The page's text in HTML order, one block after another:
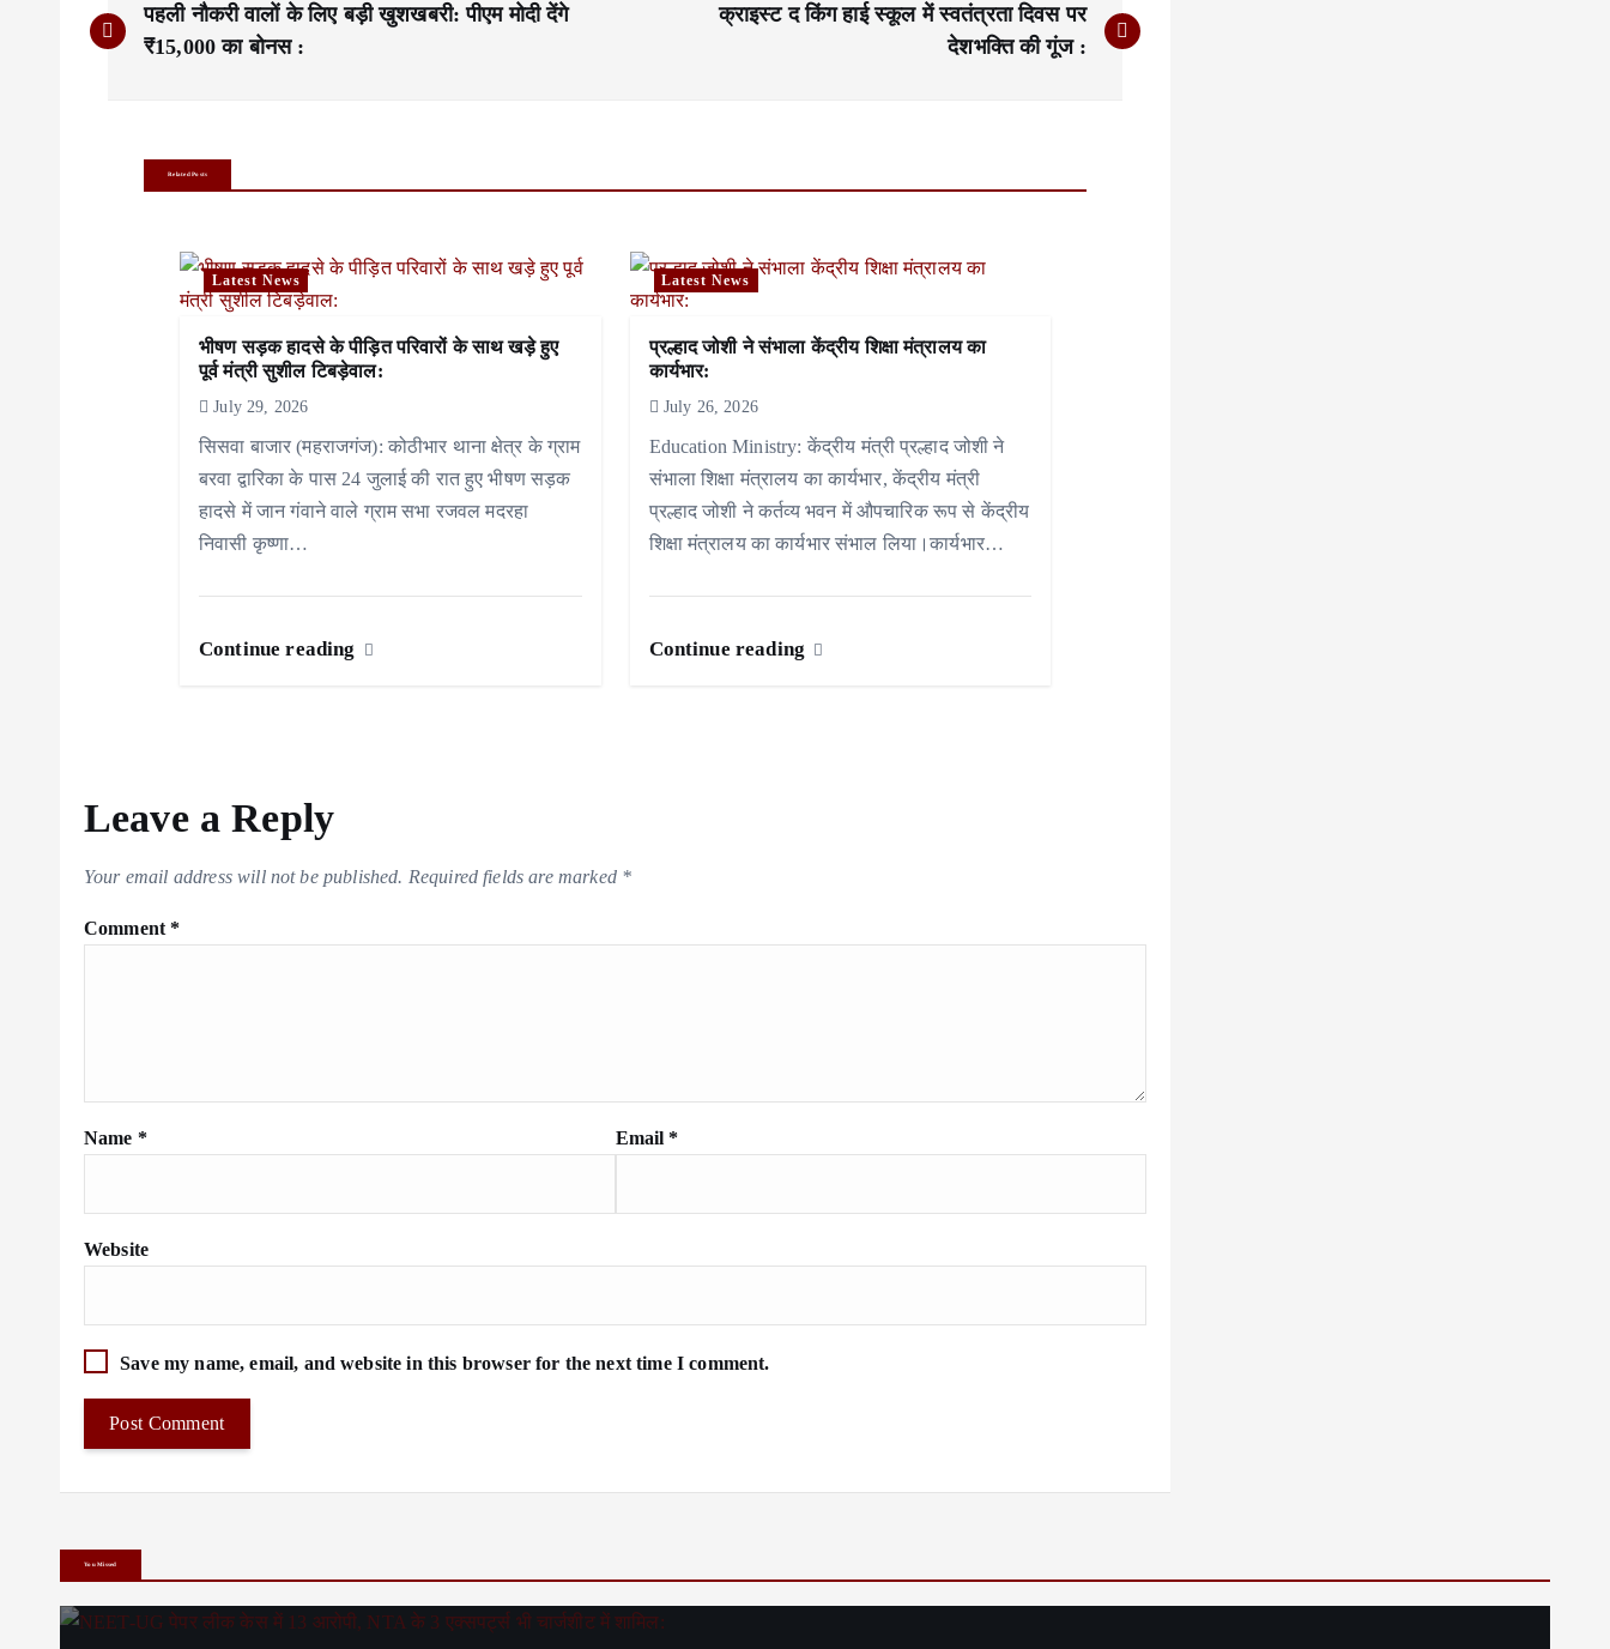
o
पहली नौकरी वालों के लिए बड़ी खुशखबरी: पीएम मोदी देंगे
₹15,000 का बोनस :
क्राइस्ट द किंग हाई स्कूल में स्वतंत्रता दिवस पर
देशभक्ति की गूंज :
Related Posts
Latest News
भीषण सड़क हादसे के पीड़ित परिवारों के साथ खड़े हुए
पूर्व मंत्री सुशील टिबड़ेवाल:
July 29, 2026
सिसवा बाजार (महराजगंज): कोठीभार थाना क्षेत्र के ग्राम
बरवा द्वारिका के पास 24 जुलाई की रात हुए भीषण सड़क
हादसे में जान गंवाने वाले ग्राम सभा रजवल मदरहा
निवासी कृष्णा…
Continue reading
Latest News
प्रल्हाद जोशी ने संभाला केंद्रीय शिक्षा मंत्रालय का
कार्यभार:
July 26, 2026
Education Ministry: केंद्रीय मंत्री प्रल्हाद जोशी ने
संभाला शिक्षा मंत्रालय का कार्यभार, केंद्रीय मंत्री
प्रल्हाद जोशी ने कर्तव्य भवन में औपचारिक रूप से केंद्रीय
शिक्षा मंत्रालय का कार्यभार संभाल लिया।कार्यभार…
Continue reading
Leave a Reply
Your email address will not be published. Required fields are marked *
Comment *
Name * Email *
Website
Save my name, email, and website in this browser for the next time I comment.
You Missed